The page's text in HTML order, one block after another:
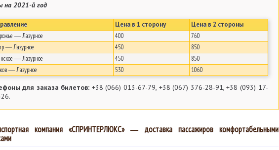
на 2021-й год
Цена в 1 сторону
Цена в 2 стороны
― Лазурное
400
760
― Лазурное
450
850
― Лазурное
450
850
― Лазурное
530 1060
для заказа билетов: +38 (066) 013-67-79, +38 (067) 376-28-91, +38 (093) 17-
компания «СПРИНТЕРЛЮКС» ― доставка пассажиров комфортабельными